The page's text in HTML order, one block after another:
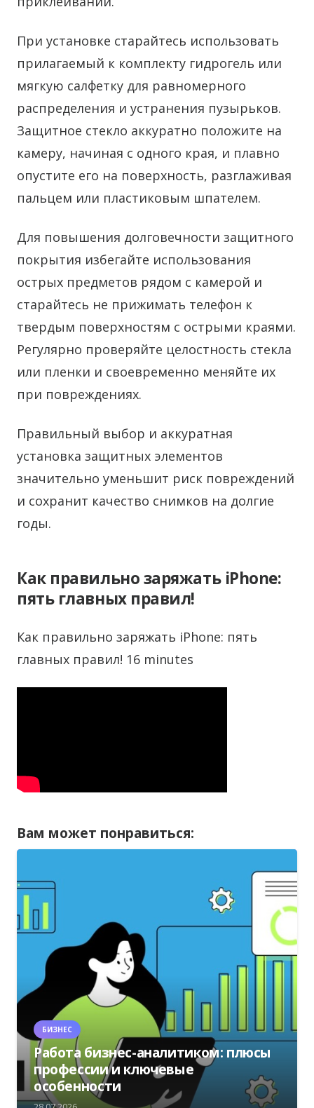
При установке старайтесь использовать
прилагаемый к комплекту гидрогель или
мягкую салфетку для равномерного
распределения и устранения пузырьков.
Защитное стекло аккуратно положите на
камеру, начиная с одного края, и плавно
опустите его на поверхность, разглаживая
пальцем или пластиковым шпателем.
Для повышения долговечности защитного
покрытия избегайте использования
острых предметов рядом с камерой и
старайтесь не прижимать телефон к
твердым поверхностям с острыми краями.
Регулярно проверяйте целостность стекла
или пленки и своевременно меняйте их
при повреждениях.
Правильный выбор и аккуратная
установка защитных элементов
значительно уменьшит риск повреждений
и сохранит качество снимков на долгие
годы.
Как правильно заряжать iPhone:
пять главных правил!
Как правильно заряжать iPhone: пять
главных правил! 16 minutes
Вам может понравиться:
БИЗНЕС
Работа бизнес-аналитиком: плюсы
профессии и ключевые
особенности